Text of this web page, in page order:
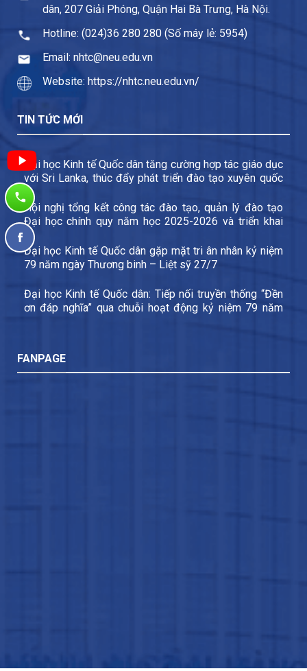
dân, 207 Giải Phóng, Quận Hai Bà Trưng, Hà Nội.
Hotline: (024)36 280 280 (Số máy lẻ: 5954)
Email: nhtc@neu.edu.vn
Website: https://nhtc.neu.edu.vn/
TIN TỨC MỚI
Đại học Kinh tế Quốc dân tăng cường hợp tác giáo dục
với Sri Lanka, thúc đẩy phát triển đào tạo xuyên quốc
gia và trao đổi sinh viên
Hội nghị tổng kết công tác đào tạo, quản lý đào tạo
Đại học chính quy năm học 2025-2026 và triển khai
các nhiệm vụ trọng tâm năm học 2026-2027
Đại học Kinh tế Quốc dân gặp mặt tri ân nhân kỷ niệm
79 năm ngày Thương binh – Liệt sỹ 27/7
Đại học Kinh tế Quốc dân: Tiếp nối truyền thống “Đền
ơn đáp nghĩa” qua chuỗi hoạt động kỷ niệm 79 năm
FANPAGE